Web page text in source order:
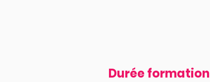
Durée formation